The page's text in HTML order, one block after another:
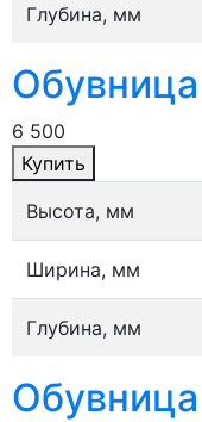
Глубина, мм
6 500
Купить
Высота, мм
Ширина, мм
Глубина, мм